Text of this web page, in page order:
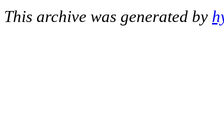
This archive was generated by